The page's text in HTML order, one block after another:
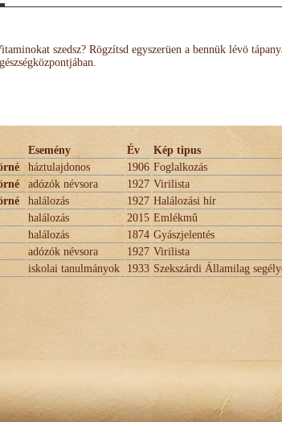
szedsz? Rögzítsd egyszerüen a bennük lévö
Esemény Év
Kép tipus
háztulajdonos 1906 Foglalkozás
adózók névsora 1927 Virilista
halálozás 1927 Halálozási hír
halálozás 2015 Emlékmû
halálozás 1874 Gyászjelentés
adózók névsora 1927 Virilista
iskolai tanulmányok 1933 Szekszárdi Államilag